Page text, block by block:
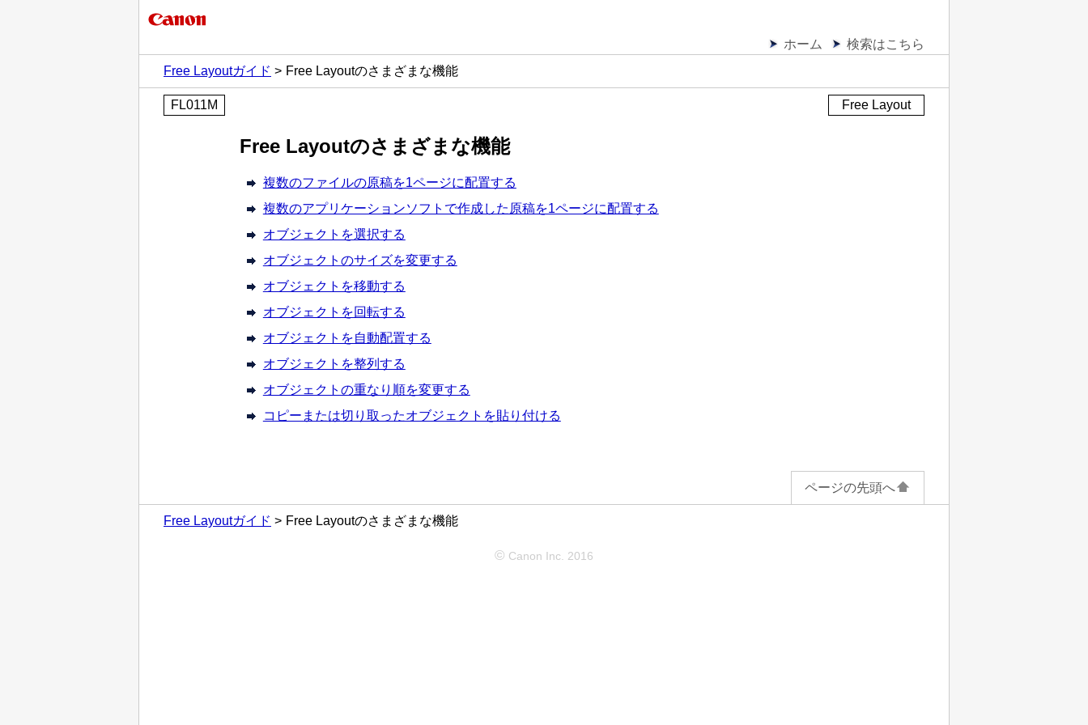
ホーム
検索はこちら
Free Layoutガイド
Free Layoutのさまざまな機能
FL011M Free Layout
Free Layoutのさまざまな機能
複数のファイルの原稿を1ページに配置する
複数のアプリケーションソフトで作成した原稿を1ページに配置する
オブジェクトを選択する
オブジェクトのサイズを変更する
オブジェクトを移動する
オブジェクトを回転する
オブジェクトを自動配置する
オブジェクトを整列する
オブジェクトの重なり順を変更する
コピーまたは切り取ったオブジェクトを貼り付ける
ページの先頭へ
Free Layoutガイド Free Layoutのさまざまな機能
© Canon Inc. 2016